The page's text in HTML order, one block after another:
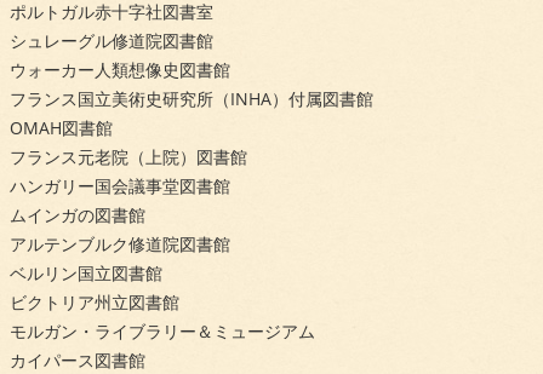
ポルトガル赤十字社図書室
シュレーグル修道院図書館
ウォーカー人類想像史図書館
フランス国立美術史研究所（INHA）付属図書館
OMAH図書館
フランス元老院（上院）図書館
ハンガリー国会議事堂図書館
ムインガの図書館
アルテンブルク修道院図書館
ベルリン国立図書館
ビクトリア州立図書館
モルガン・ライブラリー＆ミュージアム
カイパース図書館